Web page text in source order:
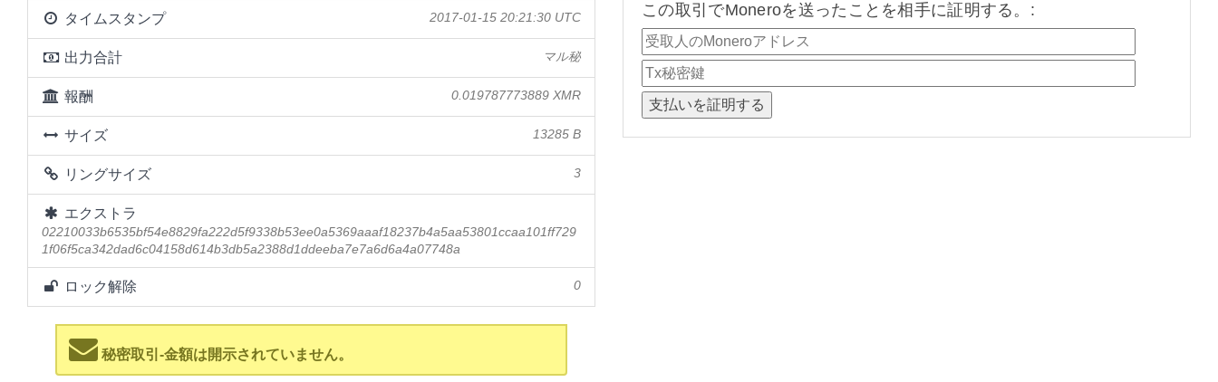
タイムスタンプ 2017-01-15 20:21:30 UTC
出力合計 マル秘
報酬 0.019787773889 XMR
サイズ 13285 B
リングサイズ 3
エクストラ
02210033b6535bf54e8829fa222d5f9338b53ee0a5369aaaf18237b4a5aa53801ccaa101ff729
1f06f5ca342dad6c04158d614b3db5a2388d1ddeeba7e7a6d6a4a07748a
ロック解除 0
秘密取引-金額は開示されていません。
この取引でMoneroを送ったことを相手に証明する。: